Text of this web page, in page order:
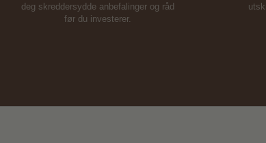
deg skreddersydde anbefalinger og råd
før du investerer.